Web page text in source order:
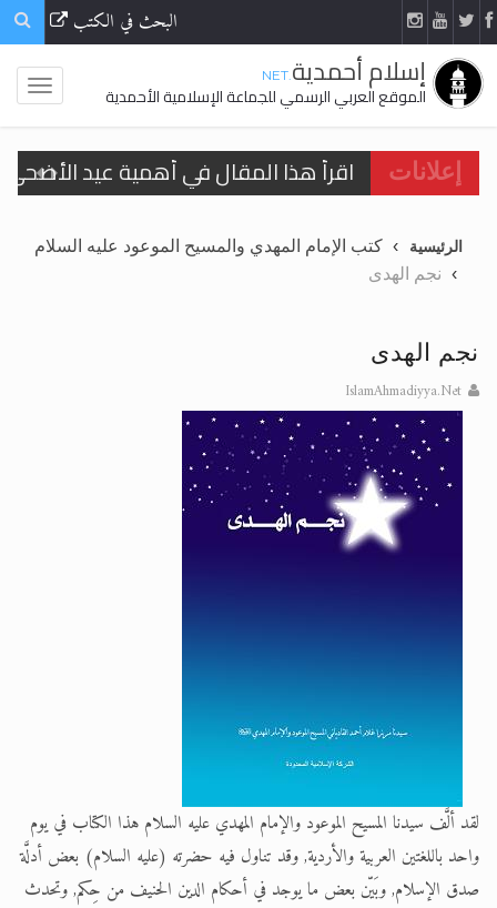
البحث في الكتب
إسلام أحمدية.NET
الموقع العربي الرسمي للجماعة الإسلامية الأحمدية
إعلانات
اقرأ هذا المقال في أهمية عيد
تعميم هامّ لأفراد الجماعة >> المزيد
اقرأ هذا الكتاب وتعرّف على حقيقة
الحجّ.. دلالات، حِكم، وأهداف >> المزيد
الرئيسية
كتب الإمام المهدي والمسيح الموعود عليه السلام
نجم الهدى
نجم الهدى
IslamAhmadiyya.Net
لقد ألَّف سيدنا المسيح الموعود والإمام المهدي عليه السلام هذا الكتاب في يوم
واحد باللغتين العربية والأردية, وقد تناول فيه حضرته (عليه السلام) بعض أدلَّة
صدق الإسلام, وبَيّن بعض ما يوجد في أحكام الدين الحنيف من حِكم, وتحدث